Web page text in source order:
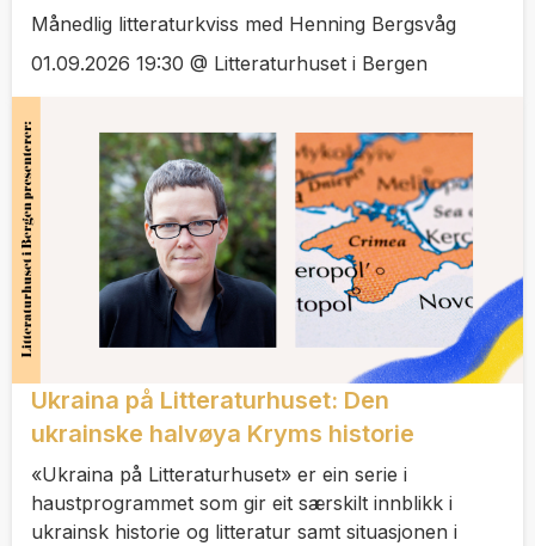
Månedlig litteraturkviss med Henning Bergsvåg
01.09.2026 19:30 @ Litteraturhuset i Bergen
Ukraina på Litteraturhuset: Den
ukrainske halvøya Kryms historie
«Ukraina på Litteraturhuset» er ein serie i
haustprogrammet som gir eit særskilt innblikk i
ukrainsk historie og litteratur samt situasjonen i